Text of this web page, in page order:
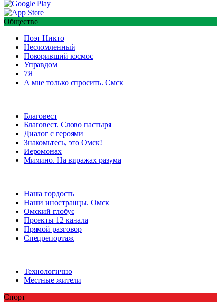
Общество
Поэт Никто
Несломленный
Покоривший космос
Управдом
7Я
А мне только спросить. Омск
Благовест
Благовест. Слово пастыря
Диалог с героями
Знакомьтесь, это Омск!
Иеромонах
Мимино. На виражах разума
Наша гордость
Наши иностранцы. Омск
Омский глобус
Проекты 12 канала
Прямой разговор
Спецрепортаж
Технологично
Местные жители
Спорт